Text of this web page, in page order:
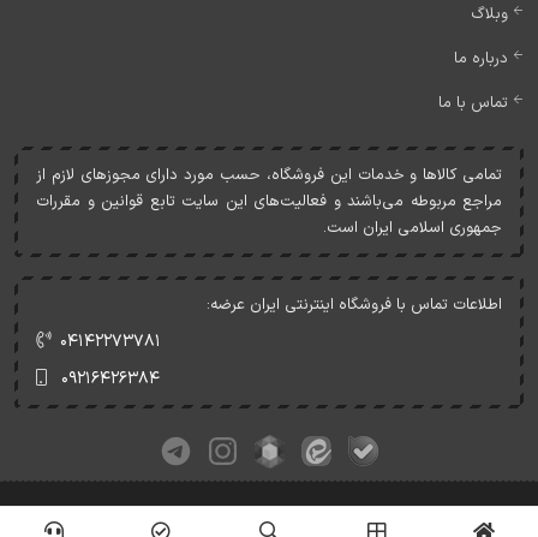
وبلاگ
درباره ما
تماس با ما
تمامی کالاها و خدمات اين فروشگاه، حسب مورد دارای مجوزهای لازم از
مراجع مربوطه می‌باشند و فعاليت‌های اين سايت تابع قوانين و مقررات
جمهوری اسلامی ايران است.
اطلاعات تماس با فروشگاه اینترنتی ایران عرضه:
۰۴۱۴۲۲۷۳۷۸۱
۰۹۲۱۶۴۲۶۳۸۴